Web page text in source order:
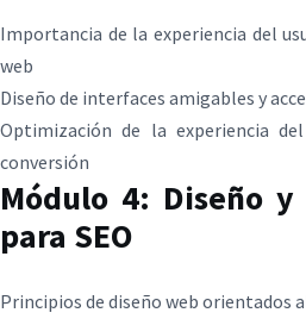
Importancia de la experiencia del
web
Diseño de interfaces amigables y
Optimización de la experiencia
conversión
Módulo 4: Diseño
para SEO
Principios de diseño web orientados